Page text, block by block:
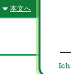
本文へ